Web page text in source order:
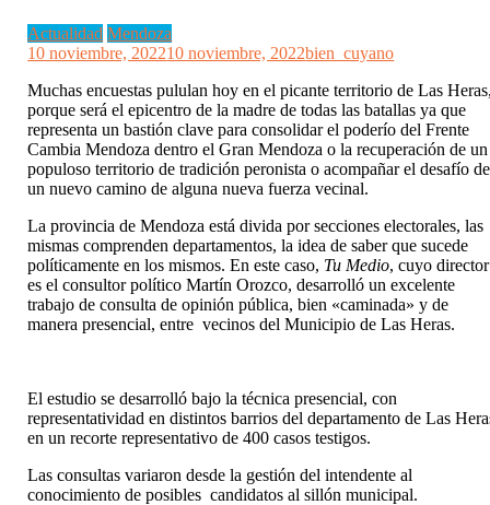
Actualidad Mendoza
10 noviembre, 202210 noviembre, 2022bien_cuyano
Muchas encuestas pululan hoy en el picante territorio de Las
porque será el epicentro de la madre de todas las batallas ya que
representa un bastión clave para consolidar el poderío del Frente
Cambia Mendoza dentro el Gran Mendoza o la recuperación de un
populoso territorio de tradición peronista o acompañar el desafío de
un nuevo camino de alguna nueva fuerza vecinal.
La provincia de Mendoza está divida por secciones electorales, las
mismas comprenden departamentos, la idea de saber que sucede
políticamente en los mismos. En este caso, Tu Medio, cuyo director
es el consultor político Martín Orozco, desarrolló un excelente
trabajo de consulta de opinión pública, bien «caminada» y de
manera presencial, entre vecinos del Municipio de Las Heras.
El estudio se desarrolló bajo la técnica presencial, con
representatividad en distintos barrios del departamento de Las
en un recorte representativo de 400 casos testigos.
Las consultas variaron desde la gestión del intendente al
conocimiento de posibles candidatos al sillón municipal.